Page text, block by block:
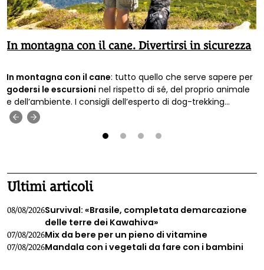
In montagna con il cane. Divertirsi in sicurezza
In montagna con il cane: tutto quello che serve sapere per
godersi le escursioni nel rispetto di sé, del proprio animale
e dell’ambiente. I consigli dell’esperto di dog-trekking
Francesco Scagliotti.
Ultimi articoli
08/08/2026Survival: «Brasile, completata demarcazione
delle terre dei Kawahiva»
07/08/2026Mix da bere per un pieno di vitamine
07/08/2026Mandala con i vegetali da fare con i bambini